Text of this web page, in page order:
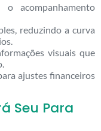
acompanhamento
reduzindo a curva
visuais que
ajustes financeiros
Seu Para